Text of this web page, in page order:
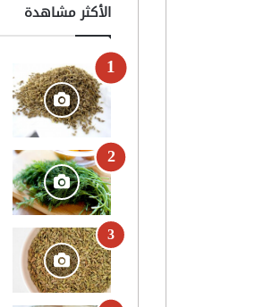
الأكثر مشاهدة